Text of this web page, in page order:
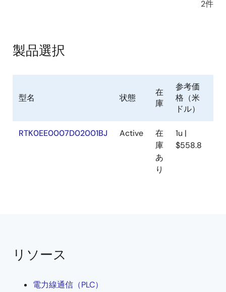
2件
製品選択
型名 状態
在
庫
参考価
格（米
ドル）
RTK0EE0007D02001BJ Active
在
庫
あ
り
1u |
$558.8
リソース
電力線通信（PLC）